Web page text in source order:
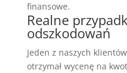
finansowe.
Realne
odszkodowań
Jeden z naszych
otrzymał wycenę na